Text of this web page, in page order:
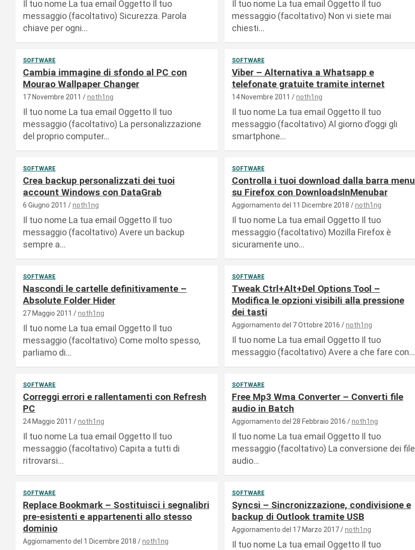
Il tuo nome La tua email Oggetto Il tuo
messaggio (facoltativo) Sicurezza. Parola
chiave per ogni…
Il tuo nome La tua email Oggetto Il tuo
messaggio (facoltativo) Non vi siete mai
chiesti…
SOFTWARE
Cambia immagine di sfondo al PC con
Mourao Wallpaper Changer
17 Novembre 2011 noth1ng
Il tuo nome La tua email Oggetto Il tuo
messaggio (facoltativo) La personalizzazione
del proprio computer…
SOFTWARE
Viber – Alternativa a Whatsapp e
telefonate gratuite tramite internet
14 Novembre 2011 noth1ng
Il tuo nome La tua email Oggetto Il tuo
messaggio (facoltativo) Al giorno d’oggi gli
smartphone…
SOFTWARE
Crea backup personalizzati dei tuoi
account Windows con DataGrab
6 Giugno 2011 noth1ng
Il tuo nome La tua email Oggetto Il tuo
messaggio (facoltativo) Avere un backup
sempre a…
SOFTWARE
Controlla i tuoi download dalla barra menu
su Firefox con DownloadsInMenubar
Aggiornamento del 11 Dicembre 2018 noth1ng
Il tuo nome La tua email Oggetto Il tuo
messaggio (facoltativo) Mozilla Firefox è
sicuramente uno…
SOFTWARE
Nascondi le cartelle definitivamente –
Absolute Folder Hider
27 Maggio 2011 noth1ng
Il tuo nome La tua email Oggetto Il tuo
messaggio (facoltativo) Come molto spesso,
parliamo di…
SOFTWARE
Tweak Ctrl+Alt+Del Options Tool –
Modifica le opzioni visibili alla pressione
dei tasti
Aggiornamento del 7 Ottobre 2016 noth1ng
Il tuo nome La tua email Oggetto Il tuo
messaggio (facoltativo) Avere a che fare con…
SOFTWARE
Correggi errori e rallentamenti con Refresh
PC
24 Maggio 2011 noth1ng
Il tuo nome La tua email Oggetto Il tuo
messaggio (facoltativo) Capita a tutti di
ritrovarsi…
SOFTWARE
Free Mp3 Wma Converter – Converti file
audio in Batch
Aggiornamento del 28 Febbraio 2016 noth1ng
Il tuo nome La tua email Oggetto Il tuo
messaggio (facoltativo) La conversione dei file
audio…
SOFTWARE
Replace Bookmark – Sostituisci i segnalibri
pre-esistenti e appartenenti allo stesso
dominio
Aggiornamento del 1 Dicembre 2018 noth1ng
SOFTWARE
Syncsi – Sincronizzazione, condivisione e
backup di Outlook tramite USB
Aggiornamento del 17 Marzo 2017 noth1ng
Il tuo nome La tua email Oggetto Il tuo